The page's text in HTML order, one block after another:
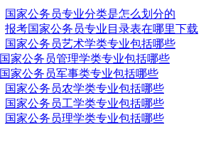
国家公务员专业分类是怎么划分的
报考国家公务员专业目录表在哪里下载
国家公务员艺术学类专业包括哪些
国家公务员管理学类专业包括哪些
国家公务员军事类专业包括哪些
国家公务员农学类专业包括哪些
国家公务员工学类专业包括哪些
国家公务员理学类专业包括哪些